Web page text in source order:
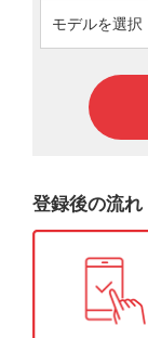
登録後の流れ